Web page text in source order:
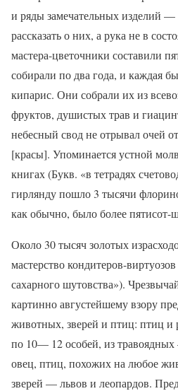
и ряды замечательных изделий —
рассказать о них, а рука не в
мастера-цветочники составили
собирали по два года, и каждая
кипарис. Они собрали их из
фруктов, душистых трав и
небесный свод не отрывал очей
[красы]. Упоминается устной
книгах (Букв. «в тетрадях
гирлянду пошло 3 тысячи
как обычно, было более пятисот-
Около 30 тысяч золотых
мастерство кондитеров-
сахарного шутовства»).
картинно августейшему взору
животных, зверей и птиц: птиц
по 10— 12 особей, из
овец, птиц, похожих на любое
зверей — львов и леопардов.